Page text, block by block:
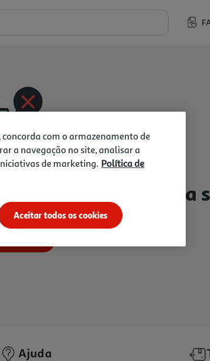
para a loja
Ajuda
concorda com o armazenamento de
a navegação no site, analisar a
de marketing. Política de
Aceitar todos os cookies